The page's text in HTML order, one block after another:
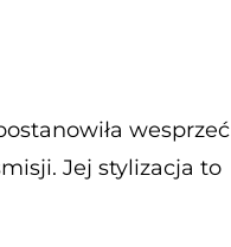
Jej stylizacja to